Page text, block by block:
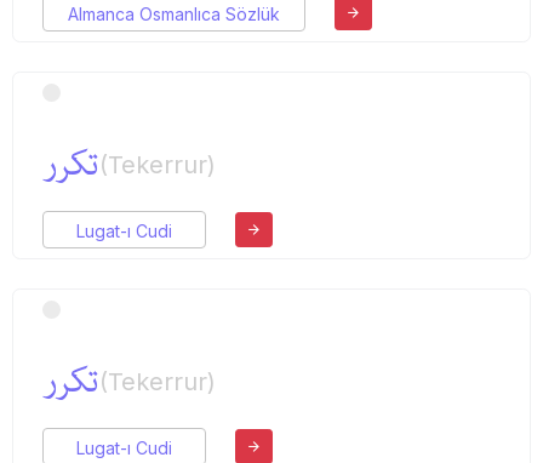
Almanca Osmanlıca Sözlük
تكرر(Tekerrur)
Lugat-ı Cudi
تكرر(Tekerrur)
Lugat-ı Cudi